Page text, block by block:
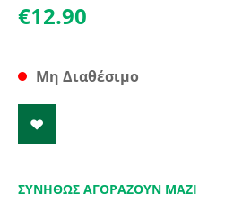
€12.90
Μη Διαθέσιμο
ΣΥΝΉΘΩΣ ΑΓΟΡΆΖΟΥΝ ΜΑΖΊ